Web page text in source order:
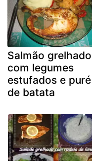
Salmão grelhado
com legumes
estufados e puré
de batata